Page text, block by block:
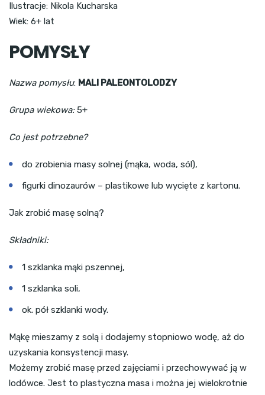
Ilustracje: Nikola Kucharska
Wiek: 6+ lat
POMYSŁY
Nazwa pomysłu: MALI PALEONTOLODZY
Grupa wiekowa:5+
Co jest potrzebne?
do zrobienia masy solnej (mąka, woda, sól),
figurki dinozaurów – plastikowe lub wycięte z kartonu.
Jak zrobić masę solną?
Składniki:
1 szklanka mąki pszennej,
1 szklanka soli,
ok. pół szklanki wody.
Mąkę mieszamy z solą i dodajemy stopniowo wodę, aż do
uzyskania konsystencji masy.
Możemy zrobić masę przed zajęciami i przechowywać ją w
lodówce. Jest to plastyczna masa i można jej wielokrotnie